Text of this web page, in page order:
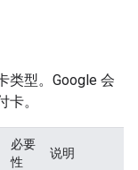
类型。Google 会
。
必要
性
说明